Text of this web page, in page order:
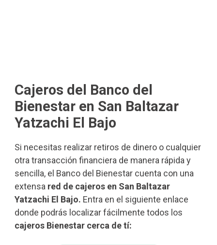
Cajeros del Banco del
Bienestar en San Baltazar
Yatzachi El Bajo
Si necesitas realizar retiros de dinero o cualquier
otra transacción financiera de manera rápida y
sencilla, el Banco del Bienestar cuenta con una
extensa red de cajeros en San Baltazar
Yatzachi El Bajo. Entra en el siguiente enlace
donde podrás localizar fácilmente todos los
cajeros Bienestar cerca de tí: